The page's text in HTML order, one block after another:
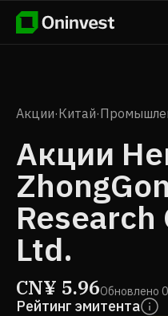
Акции·Китай·
Акции
Research
Ltd.
CN¥ 5.96Обновлено
Рейтинг эмитента